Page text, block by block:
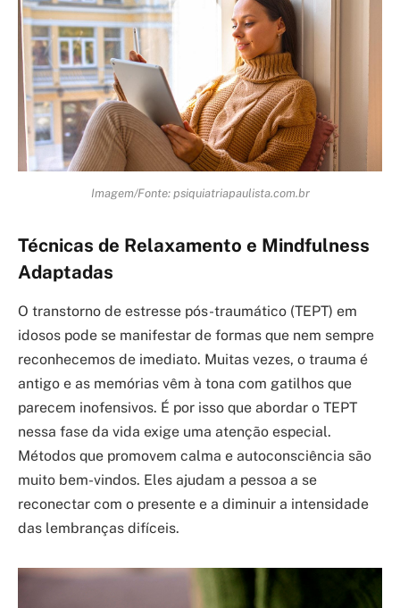
Imagem/Fonte: psiquiatriapaulista.com.br
Técnicas de Relaxamento e Mindfulness
Adaptadas
O transtorno de estresse pós-traumático (TEPT) em
idosos pode se manifestar de formas que nem sempre
reconhecemos de imediato. Muitas vezes, o trauma é
antigo e as memórias vêm à tona com gatilhos que
parecem inofensivos. É por isso que abordar o TEPT
nessa fase da vida exige uma atenção especial.
Métodos que promovem calma e autoconsciência são
muito bem-vindos. Eles ajudam a pessoa a se
reconectar com o presente e a diminuir a intensidade
das lembranças difíceis.